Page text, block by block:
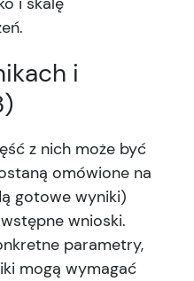
i
z nich może być
omówione na
gotowe wyniki)
wnioski.
parametry,
mogą wymagać